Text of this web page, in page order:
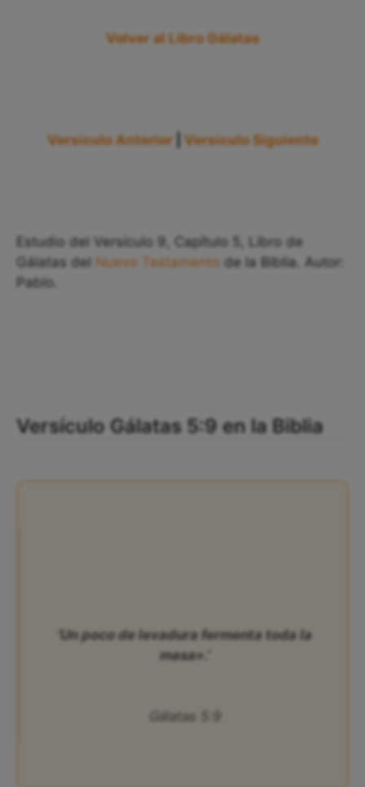
Volver al Libro Gálatas
Versículo Anterior Versículo Siguiente
Estudio del Versículo 9, Capítulo 5, Libro de
Gálatas del Nuevo Testamento de la Biblia. Autor:
Pablo.
Versículo Gálatas 5:9 en la Biblia
‘Un poco de levadura fermenta toda la
masa».’
Gálatas 5:9